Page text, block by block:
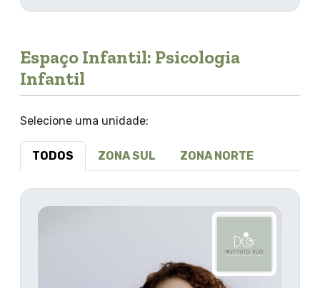
Espaço Infantil: Psicologia
Infantil
Selecione uma unidade:
TODOS ZONA SUL ZONA NORTE